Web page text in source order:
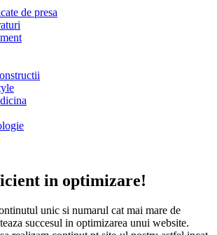
de presa
in optimizare!
unic si numarul cat mai mare de
succesul in optimizarea unui website.